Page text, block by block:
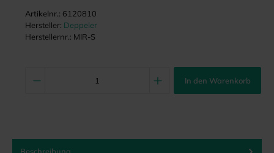
Artikelnr.: 6120810
Hersteller: Deppeler
Herstellernr.: MIR-S
In den Warenkorb
Beschreibung